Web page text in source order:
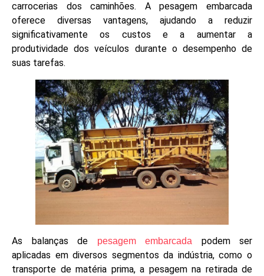
carrocerias dos caminhões. A pesagem embarcada
oferece diversas vantagens, ajudando a reduzir
significativamente os custos e a aumentar a
produtividade dos veículos durante o desempenho de
suas tarefas.
As balanças de pesagem embarcada podem ser
aplicadas em diversos segmentos da indústria, como o
transporte de matéria prima, a pesagem na retirada de